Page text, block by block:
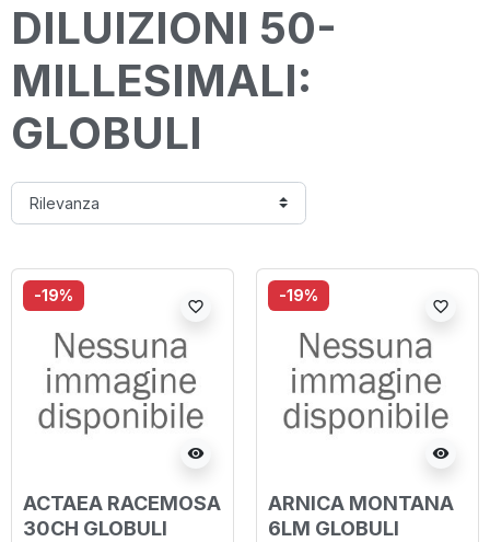
DILUIZIONI 50-
MILLESIMALI:
GLOBULI
-19%
visibility
favorite_border
ACTAEA RACEMOSA
30CH GLOBULI
-19%
visibility
favorite_border
ARNICA MONTANA
6LM GLOBULI